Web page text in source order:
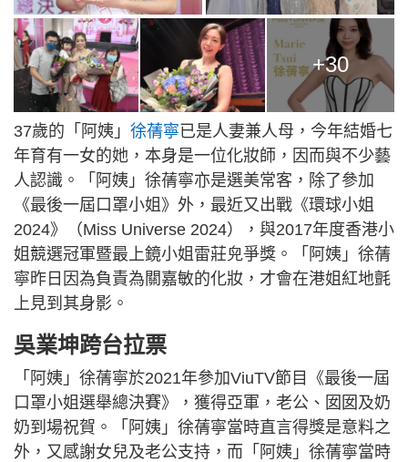
+30
37歲的「阿姨」 徐蒨寧已是人妻兼人母，今年結婚七
年育有一女的她，本身是一位化妝師，因而與不少藝
人認識。「阿姨」徐蒨寧亦是選美常客，除了參加
《最後一屆口罩小姐》外，最近又出戰《環球小姐
2024》（Miss Universe 2024），與2017年度香港小
姐競選冠軍暨最上鏡小姐雷莊𠒇爭獎。「阿姨」徐蒨
寧昨日因為負責為關嘉敏的化妝，才會在港姐紅地氈
上見到其身影。
吳業坤跨台拉票
「阿姨」徐蒨寧於2021年參加ViuTV節目《最後一屆
口罩小姐選舉總決賽》，獲得亞軍，老公、囡囡及奶
奶到場祝賀。「阿姨」徐蒨寧當時直言得獎是意料之
外，又感謝女兒及老公支持，而「阿姨」徐蒨寧當時